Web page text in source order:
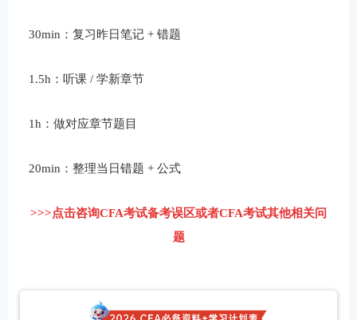
30min：复习昨日笔记 + 错题
1.5h：听课 / 学新章节
1h：做对应章节题目
20min：整理当日错题 + 公式
>>>点击咨询CFA考试备考误区或者CFA考试其他相关问
题